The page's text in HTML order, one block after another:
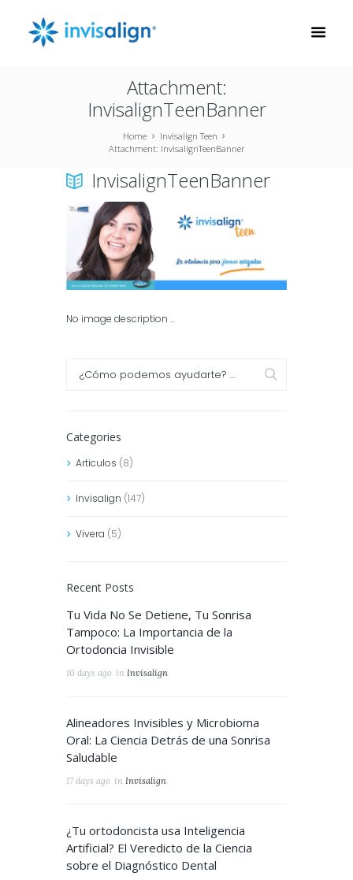
Attachment:
InvisalignTeenBanner
Home
Invisalign Teen
Attachment: InvisalignTeenBanner
InvisalignTeenBanner
No image description ...
Categories
Articulos (8)
Invisalign (147)
Vivera (5)
Recent Posts
Tu Vida No Se Detiene, Tu Sonrisa
Tampoco: La Importancia de la
Ortodoncia Invisible
10 days ago in Invisalign
Alineadores Invisibles y Microbioma
Oral: La Ciencia Detrás de una Sonrisa
Saludable
17 days ago in Invisalign
¿Tu ortodoncista usa Inteligencia
Artificial? El Veredicto de la Ciencia
sobre el Diagnóstico Dental